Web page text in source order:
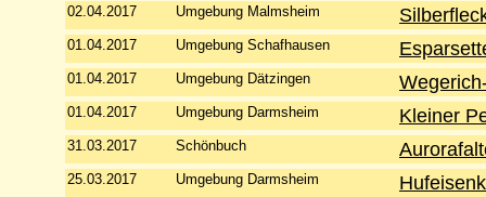
02.04.2017 Umgebung Malmsheim
01.04.2017 Umgebung Schafhausen
01.04.2017 Umgebung Dätzingen
01.04.2017 Umgebung Darmsheim Kleiner
31.03.2017 Schönbuch
25.03.2017 Umgebung Darmsheim